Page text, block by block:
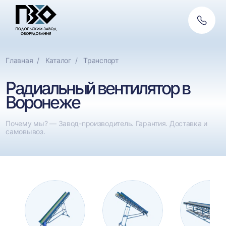
связь
Главная Каталог Транспорт
Радиальный вентилятор в
Воронеже
Почему мы? — Завод-производитель. Гарантия. Доставка и
самовывоз.